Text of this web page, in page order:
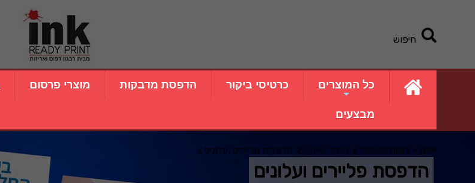
חיפוש
כל המוצרים כרטיסי ביקור הדפסת מדבקות מוצרי פרסום
מבצעים
אינק - דפוס דיגיטלי חומר שיווקי הדפסת פליירים ועלונים
הדפסת פליירים ועלונים